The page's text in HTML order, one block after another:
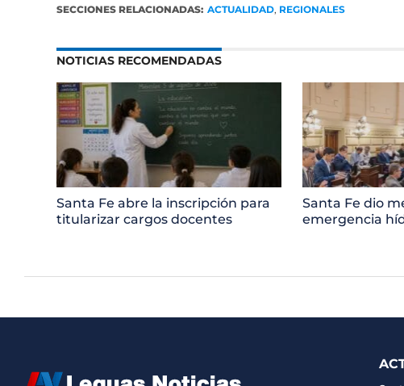
SECCIONES RELACIONADAS: ACTUALIDAD, REGIONALES
NOTICIAS RECOMENDADAS
Santa Fe abre la inscripción para
titularizar cargos docentes
Santa Fe dio
emergencia